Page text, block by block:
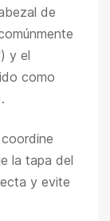
de
y el
como
la tapa del
y evite